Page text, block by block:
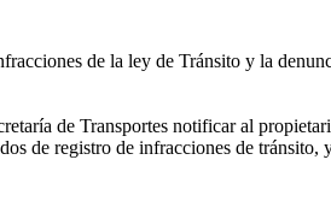
de la ley de Tránsito y la
de Transportes notificar al
de registro de infracciones de